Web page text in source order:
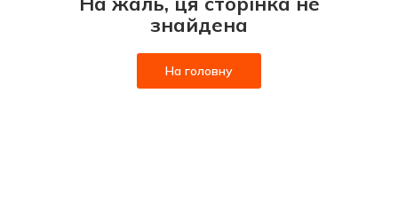
знайдена
На головну